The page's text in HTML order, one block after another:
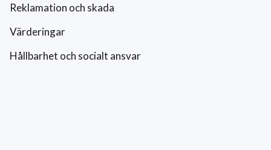
Reklamation och skada
Värderingar
Hållbarhet och socialt ansvar